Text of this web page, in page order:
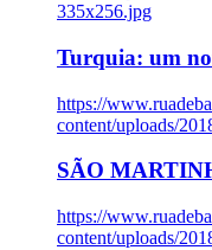
335x256.jpg
Turquia: um
https://
content/uploads/
SÃO
https://
content/uploads/